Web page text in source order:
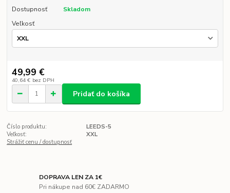
Dostupnosť
Skladom
Veľkosť
49,99 €
40,64 € bez DPH
Pridať do košíka
Číslo produktu:
LEEDS-5
Veľkosť:
XXL
Strážiť cenu / dostupnosť
DOPRAVA LEN ZA 1€
Pri nákupe nad 60€ ZADARMO